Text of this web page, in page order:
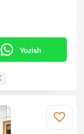
Yozish